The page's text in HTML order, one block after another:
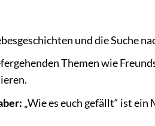
und die Suche
Themen wie
„Wie es euch gefällt“ ist